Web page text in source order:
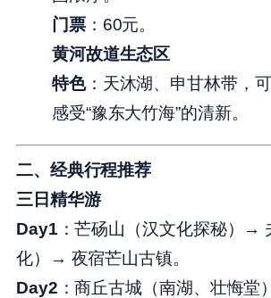
门票：60元。
黄河故道生态区
特色：天沐湖、申甘林带，
感受“豫东大竹海”的清新。
二、经典行程推荐
三日精华游
Day1 ：芒砀山（汉文化探秘）→
化）→ 夜宿芒山古镇。
Day2 ：商丘古城（南湖、壮悔